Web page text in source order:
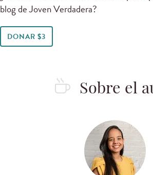
blog de Joven Verdadera?
DONAR $3
Sobre el